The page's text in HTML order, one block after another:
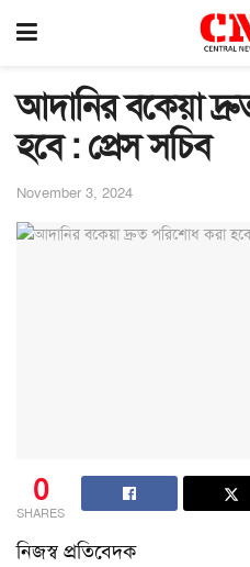
আদানির বকেয়া
হবে : প্রেস সচিব
November 3, 2024
0
SHARES
নিজস্ব প্রতিবেদক